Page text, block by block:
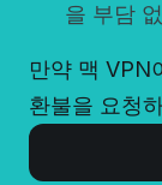
을 부담
만약 맥 VPN
환불을 요청